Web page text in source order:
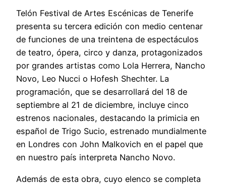
Telón Festival de Artes Escénicas de Tenerife
presenta su tercera edición con medio centenar
de funciones de una treintena de espectáculos
de teatro, ópera, circo y danza, protagonizados
por grandes artistas como Lola Herrera, Nancho
Novo, Leo Nucci o Hofesh Shechter. La
programación, que se desarrollará del 18 de
septiembre al 21 de diciembre, incluye cinco
estrenos nacionales, destacando la primicia en
español de Trigo Sucio, estrenado mundialmente
en Londres con John Malkovich en el papel que
en nuestro país interpreta Nancho Novo.
Además de esta obra, cuyo elenco se completa